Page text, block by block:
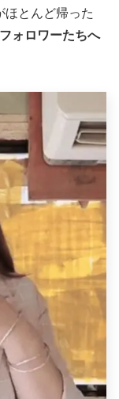
ほとんど帰った
ォロワーたちへ